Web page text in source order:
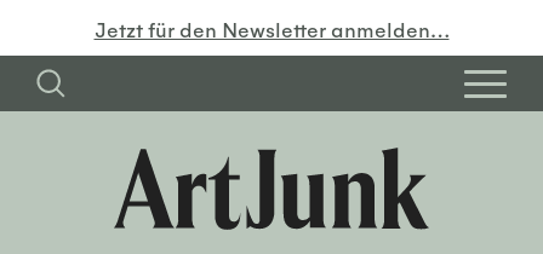
Jetzt für den Newsletter anmelden…